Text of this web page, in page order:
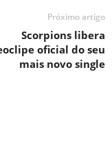
Próximo artigo
Scorpions libera
oficial do seu
mais novo single